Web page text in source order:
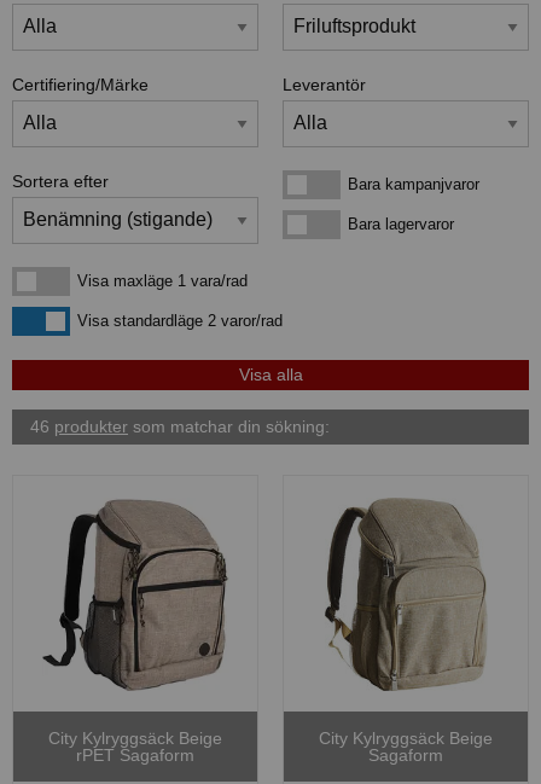
Certifiering/Märke Leverantör
Sortera efter Bara kampanjvarorBara kampanjvaror
Bara lagervarorBara lagervaror
Visa maxläge 1 vara/rad
Visa maxläge 1 vara/rad
Visa standardlägeVisa standardläge 2 varor/rad
46 produkter som matchar din sökning:
City Kylryggsäck Beige
rPET Sagaform
City Kylryggsäck Beige
Sagaform